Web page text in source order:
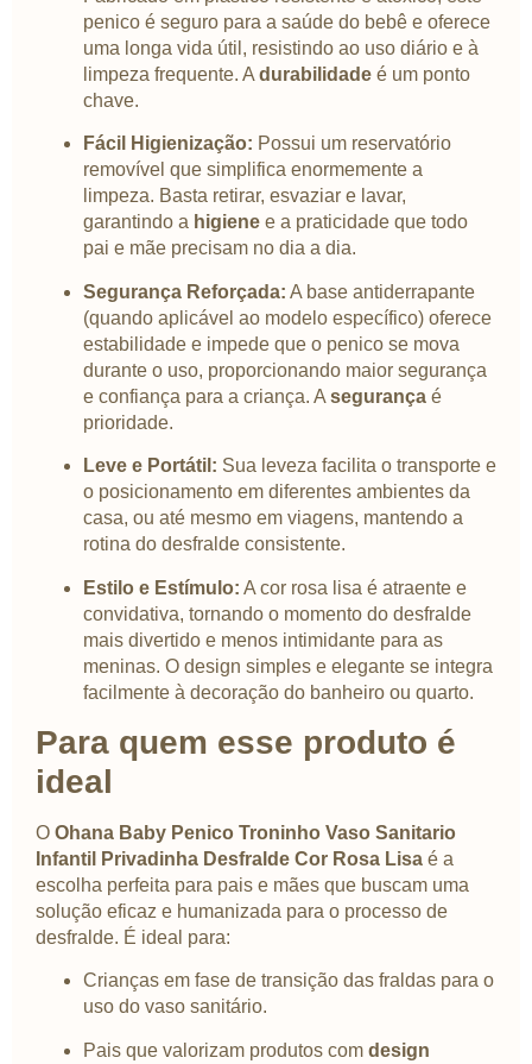
penico é seguro para a saúde do bebê e oferece
uma longa vida útil, resistindo ao uso diário e à
limpeza frequente. A durabilidade é um ponto
chave.
Fácil Higienização: Possui um reservatório
removível que simplifica enormemente a
limpeza. Basta retirar, esvaziar e lavar,
garantindo a higiene e a praticidade que todo
pai e mãe precisam no dia a dia.
Segurança Reforçada: A base antiderrapante
(quando aplicável ao modelo específico) oferece
estabilidade e impede que o penico se mova
durante o uso, proporcionando maior segurança
e confiança para a criança. A segurança é
prioridade.
Leve e Portátil: Sua leveza facilita o transporte e
o posicionamento em diferentes ambientes da
casa, ou até mesmo em viagens, mantendo a
rotina do desfralde consistente.
Estilo e Estímulo: A cor rosa lisa é atraente e
convidativa, tornando o momento do desfralde
mais divertido e menos intimidante para as
meninas. O design simples e elegante se integra
facilmente à decoração do banheiro ou quarto.
Para quem esse produto é
ideal
O Ohana Baby Penico Troninho Vaso Sanitario
Infantil Privadinha Desfralde Cor Rosa Lisa é a
escolha perfeita para pais e mães que buscam uma
solução eficaz e humanizada para o processo de
desfralde. É ideal para:
Crianças em fase de transição das fraldas para o
uso do vaso sanitário.
Pais que valorizam produtos com design